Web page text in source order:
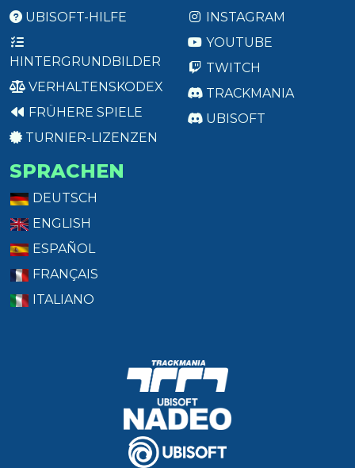
UBISOFT-HILFE
HINTERGRUNDBILDER
VERHALTENSKODEX
FRÜHERE SPIELE
TURNIER-LIZENZEN
INSTAGRAM
YOUTUBE
TWITCH
TRACKMANIA
UBISOFT
SPRACHEN
DEUTSCH
ENGLISH
ESPAÑOL
FRANÇAIS
ITALIANO